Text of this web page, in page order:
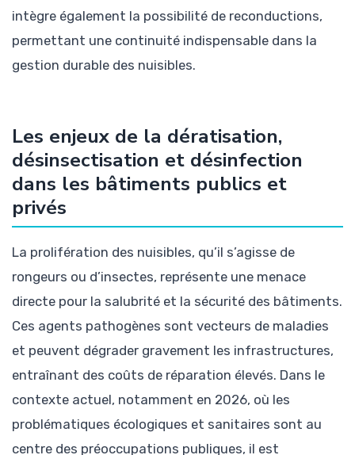
intègre également la possibilité de reconductions,
permettant une continuité indispensable dans la
gestion durable des nuisibles.
Les enjeux de la dératisation,
désinsectisation et désinfection
dans les bâtiments publics et
privés
La prolifération des nuisibles, qu’il s’agisse de
rongeurs ou d’insectes, représente une menace
directe pour la salubrité et la sécurité des bâtiments.
Ces agents pathogènes sont vecteurs de maladies
et peuvent dégrader gravement les infrastructures,
entraînant des coûts de réparation élevés. Dans le
contexte actuel, notamment en 2026, où les
problématiques écologiques et sanitaires sont au
centre des préoccupations publiques, il est